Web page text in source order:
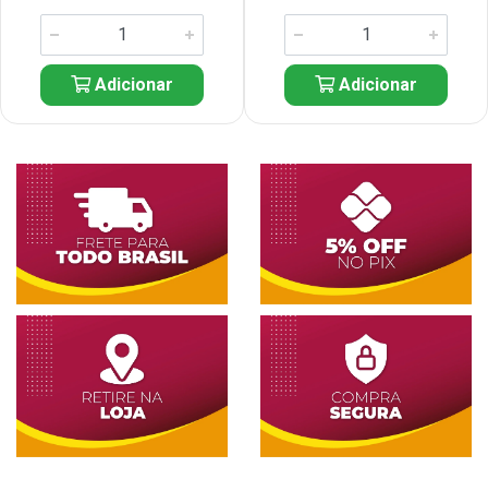
Adicionar Adicionar